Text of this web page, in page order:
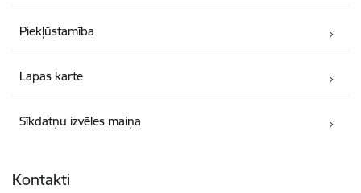
Piekļūstamība
Lapas karte
Sīkdatņu izvēles maiņa
Kontakti